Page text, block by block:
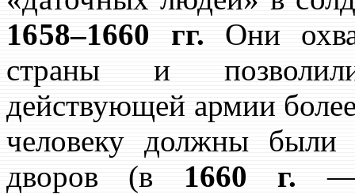
1658–1660 гг. Они
страны и
действующей армии
человеку должны были
дворов (в 1660 г. —